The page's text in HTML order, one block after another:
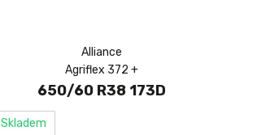
Alliance
Agriflex 372 +
650/60 R38 173D
Skladem